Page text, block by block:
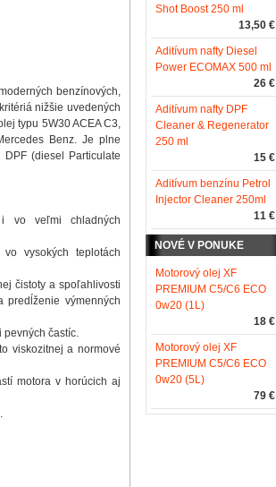
benzínových,
nižšie uvedených
typu 5W30 ACEA C3,
Benz. Je plne
(diesel Particulate
vo veľmi chladných
vysokých teplotách
čistoty a spoľahlivosti
predĺženie výmenných
pevných častíc.
viskozitnej a normové
motora v horúcich aj
Shot Boost 250 ml
13,50 €
Aditívum nafty Diesel
Power ECOMAX 500 ml
26 €
Aditívum nafty DPF
Cleaner & Regenerator
250 ml
15 €
Aditívum benzínu Petrol
Injector Cleaner 250ml
11 €
NOVÉ V PONUKE
Motorový olej XF
PREMIUM C5/C6 ECO
0w20 (1L)
18 €
Motorový olej XF
PREMIUM C5/C6 ECO
0w20 (5L)
79 €